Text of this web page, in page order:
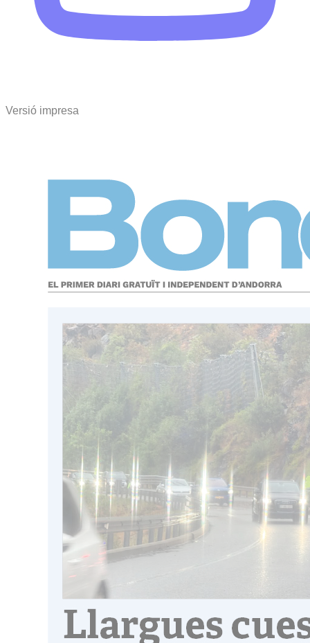
Versió impresa